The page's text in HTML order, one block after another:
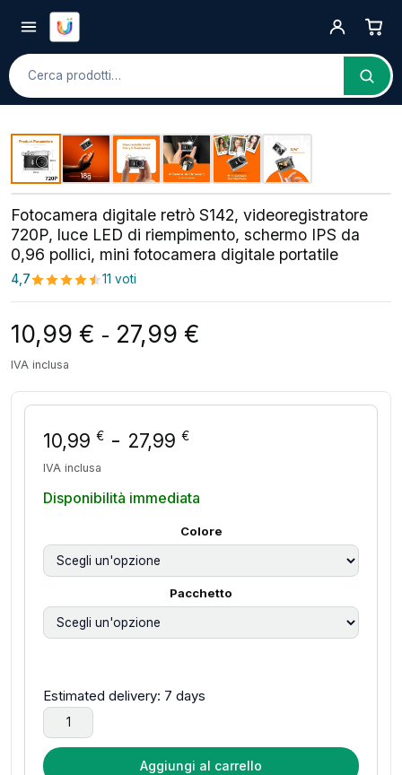
Cerca
Fotocamera digitale retrò S142, videoregistratore
720P, luce LED di riempimento, schermo IPS da
0,96 pollici, mini fotocamera digitale portatile
4,7 11 voti
10,99 € - 27,99 €
IVA inclusa
10,99 € - 27,99 €Fascia di prezzo: da
IVA inclusa
Disponibilità immediata
Colore
Pacchetto
Estimated delivery: 7 days
Fotocamera digitale retrò S142, videoregistratore 720P,
Aggiungi al carrello